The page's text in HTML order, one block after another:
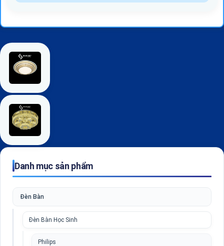
Danh mục sản phẩm
Đèn Bàn
Đèn Bàn Học Sinh
Philips